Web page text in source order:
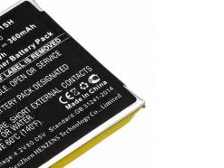
2,208.00₽.